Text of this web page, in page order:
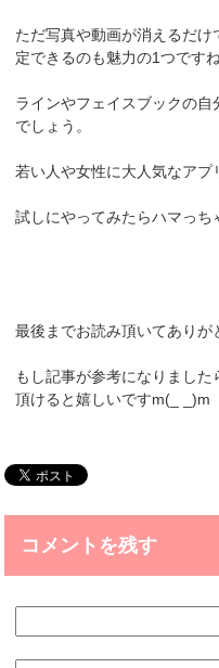
ただ写真や動画が消えるだ
定できるのも魅力の1つですね
ラインやフェイスブックの
でしょう。
若い人や女性に大人気なアプ
試しにやってみたらハマっち
最後までお読み頂いてありが
もし記事が参考になりまし
頂けると嬉しいですm(_ _)m
コメントを残す